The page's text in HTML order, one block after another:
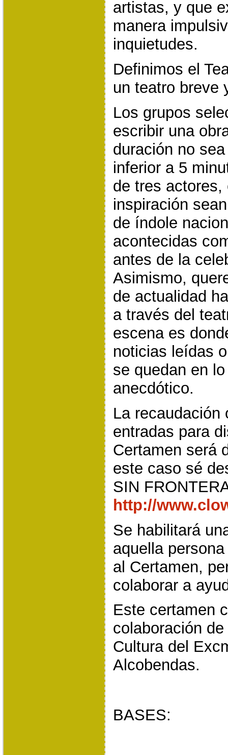
artistas, y que
manera
inquietudes.
Definimos el
un teatro breve
Los grupos
escribir una
duración no
inferior a 5
de tres
inspiración
de índole
acontecidas
antes de la
Asimismo,
de actualidad
a través del
escena es
noticias leídas
se quedan en
anecdótico.
La recaudación
entradas para
Certamen será
este caso sé
SIN
http://
Se habilitará
aquella
al Certamen,
colaborar a
Este certamen
colaboración
Cultura del
Alcobendas.
BASES: